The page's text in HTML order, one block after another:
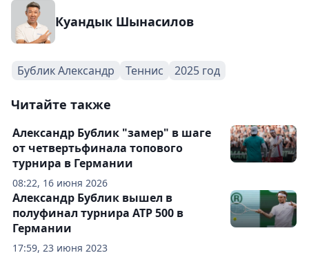
Куандык Шынасилов
Бублик Александр Теннис 2025 год
Читайте также
08:22, 16 июня 2026
Александр Бублик "замер" в шаге
от четвертьфинала топового
турнира в Германии
17:59, 23 июня 2023
Александр Бублик вышел в
полуфинал турнира ATP 500 в
Германии